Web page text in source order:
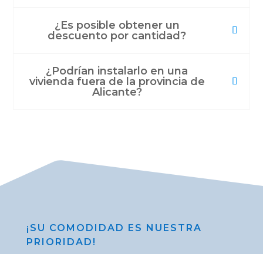
¿Es posible obtener un
descuento por cantidad?
¿Podrían instalarlo en una
vivienda fuera de la provincia de
Alicante?
¡SU COMODIDAD ES NUESTRA
PRIORIDAD!